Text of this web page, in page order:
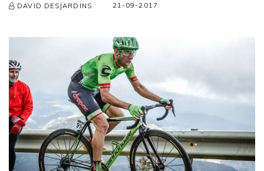
DAVID DESJARDINS 21-09-2017